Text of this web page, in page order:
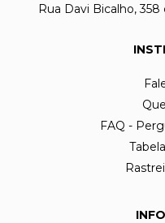
Rua Davi Bicalho,
FAQ -